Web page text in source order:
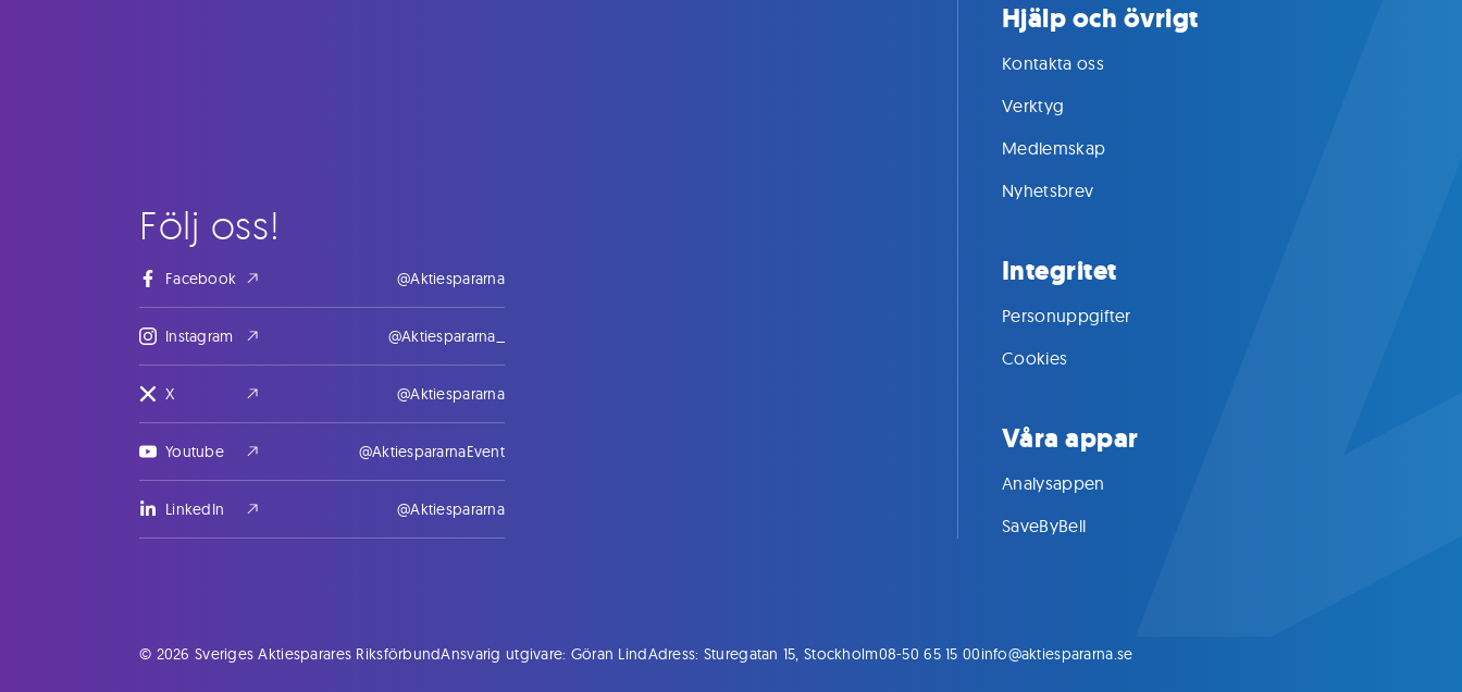
Följ oss!
Facebook @Aktiespararna
Instagram @Aktiespararna_
X @Aktiespararna
Youtube @AktiespararnaEvent
LinkedIn @Aktiespararna
Hjälp och övrigt
Kontakta oss
Verktyg
Medlemskap
Nyhetsbrev
Integritet
Personuppgifter
Cookies
Våra appar
Analysappen
SaveByBell
© 2026 Sveriges Aktiesparares RiksförbundAnsvarig utgivare: Göran LindAdress: Sturegatan 15, Stockholm08-50 65 15 00info@aktiespararna.se